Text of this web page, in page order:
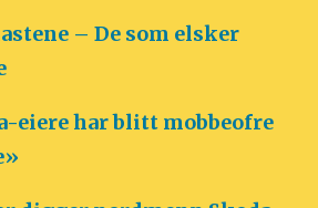
– De som elsker
eiere har blitt mobbeofre